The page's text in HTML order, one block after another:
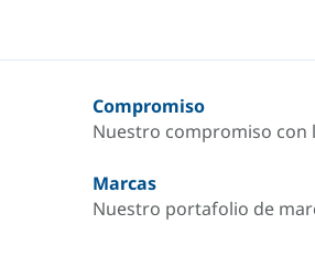
Compromiso
Nuestro compromiso con
Marcas
Nuestro portafolio de